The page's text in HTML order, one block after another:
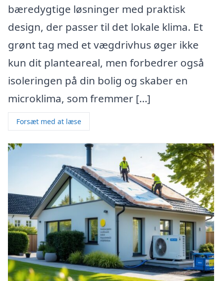
bæredygtige løsninger med praktisk
design, der passer til det lokale klima. Et
grønt tag med et vægdrivhus øger ikke
kun dit planteareal, men forbedrer også
isoleringen på din bolig og skaber en
microklima, som fremmer […]
Forsæt med at læse